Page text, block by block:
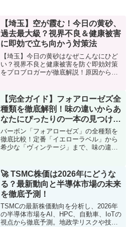
【埼玉】空が霞む！今日の黄砂、
過去最大級？視界不良＆健康被害
に即効で立ち向かう対策法
【埼玉】今日の黄砂はなぜこんなにひど
い？視界不良と健康被害を防ぐ即効対策
をプロブロガーが徹底解説！原因から車
【完全ガイド】フォアローゼズ全
種類を徹底解剖！味の違いからあ
なたにぴったりの一本の見つけ方
まで
バーボン「フォアローゼズ」の全種類を
徹底比較！定番「イエローラベル」から
希少な「ヴィンテージ」まで、味の違い
🚀 TSMC株価は2026年にどうな
る？最新動向と半導体市場の未来
を徹底予測！
TSMCの最新株価動向を分析し、2026年
の半導体市場をAI、HPC、自動車、IoTの
視点から徹底予測。地政学リスクや技術